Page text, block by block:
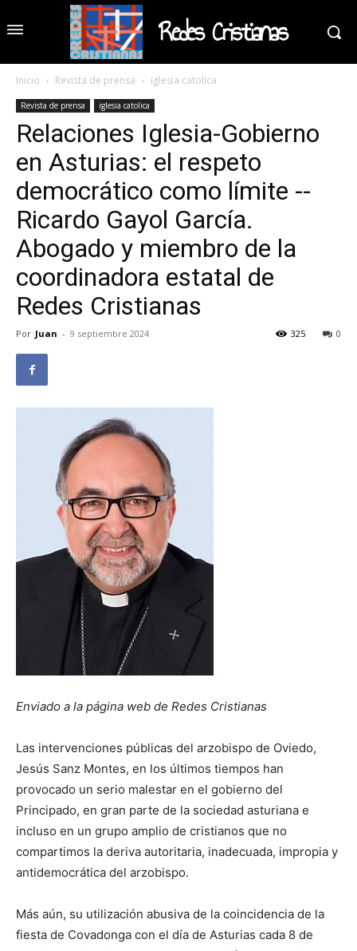
Redes Cristianas
Inicio Revista de prensa iglesia catolica
Revista de prensa iglesia catolica
Relaciones Iglesia-Gobierno
en Asturias: el respeto
democrático como límite --
Ricardo Gayol García.
Abogado y miembro de la
coordinadora estatal de
Redes Cristianas
Por Juan - 9 septiembre 2024 0
325
Enviado a la página web de Redes Cristianas
Las intervenciones públicas del arzobispo de Oviedo,
Jesús Sanz Montes, en los últimos tiempos han
provocado un serio malestar en el gobierno del
Principado, en gran parte de la sociedad asturiana e
incluso en un grupo amplio de cristianos que no
compartimos la deriva autoritaria, inadecuada, impropia y
antidemocrática del arzobispo.
Más aún, su utilización abusiva de la coincidencia de la
fiesta de Covadonga con el día de Asturias cada 8 de